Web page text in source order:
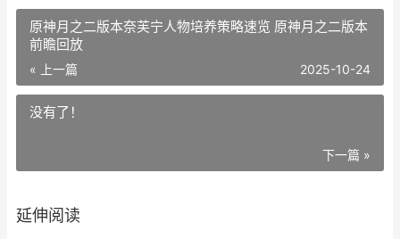
原神月之二版本奈芙宁人物培养策略速览 原神月之二版本
前瞻回放
« 上一篇 2025-10-24
没有了！
下一篇 »
延伸阅读